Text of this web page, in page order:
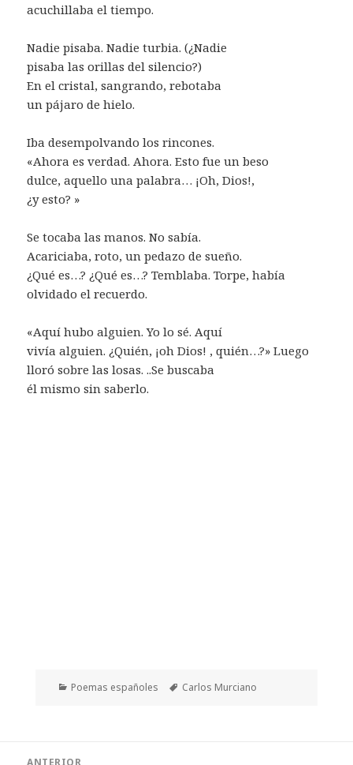
acuchillaba el tiempo.
Nadie pisaba. Nadie turbia. (¿Nadie
pisaba las orillas del silencio?)
En el cristal, sangrando, rebotaba
un pájaro de hielo.
Iba desempolvando los rincones.
«Ahora es verdad. Ahora. Esto fue un beso
dulce, aquello una palabra… ¡Oh, Dios!,
¿y esto? »
Se tocaba las manos. No sabía.
Acariciaba, roto, un pedazo de sueño.
¿Qué es…? ¿Qué es…? Temblaba. Torpe, había
olvidado el recuerdo.
«Aquí hubo alguien. Yo lo sé. Aquí
vivía alguien. ¿Quién, ¡oh Dios! , quién…?» Luego
lloró sobre las losas. ..Se buscaba
él mismo sin saberlo.
Categorías
Poemas españoles Etiquetas
Carlos Murciano
ANTERIOR